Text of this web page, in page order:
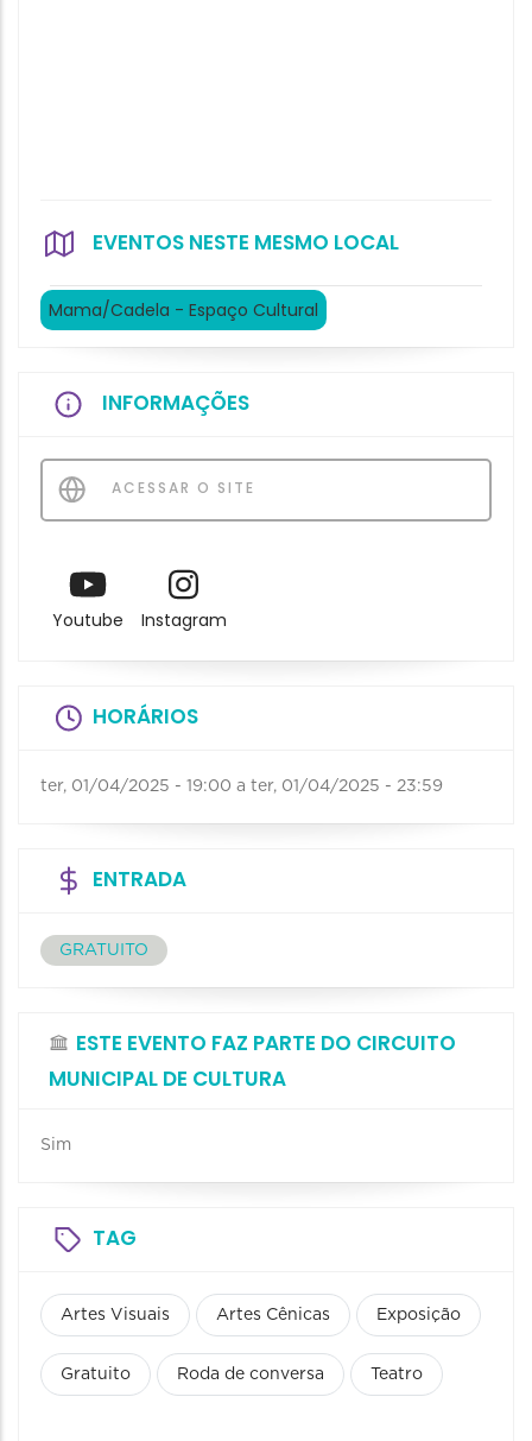
EVENTOS NESTE MESMO LOCAL
Mama/Cadela - Espaço Cultural
INFORMAÇÕES
ACESSAR O SITE
Youtube Instagram
HORÁRIOS
ter, 01/04/2025 - 19:00 a ter, 01/04/2025 - 23:59
ENTRADA
GRATUITO
ESTE EVENTO FAZ PARTE DO CIRCUITO
MUNICIPAL DE CULTURA
Sim
TAG
Artes Visuais Artes Cênicas Exposição
Gratuito Roda de conversa Teatro